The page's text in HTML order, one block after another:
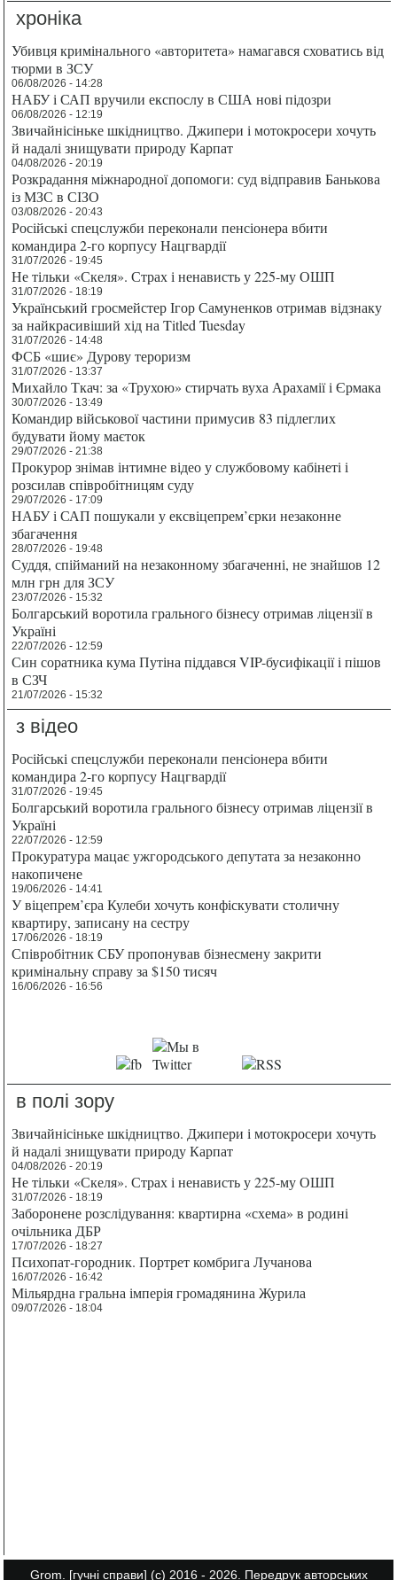
хроніка
Убивця кримінального «авторитета» намагався сховатись від
тюрми в ЗСУ
06/08/2026 - 14:28
НАБУ і САП вручили експослу в США нові підозри
06/08/2026 - 12:19
Звичайнісіньке шкідництво. Джипери і мотокросери хочуть
й надалі знищувати природу Карпат
04/08/2026 - 20:19
Розкрадання міжнародної допомоги: суд відправив Банькова
із МЗС в СІЗО
03/08/2026 - 20:43
Російські спецслужби переконали пенсіонера вбити
командира 2-го корпусу Нацгвардії
31/07/2026 - 19:45
Не тільки «Скеля». Страх і ненависть у 225-му ОШП
31/07/2026 - 18:19
Український гросмейстер Ігор Самуненков отримав відзнаку
за найкрасивіший хід на Titled Tuesday
31/07/2026 - 14:48
ФСБ «шиє» Дурову тероризм
31/07/2026 - 13:37
Михайло Ткач: за «Трухою» стирчать вуха Арахамії і Єрмака
30/07/2026 - 13:49
Командир військової частини примусив 83 підлеглих
будувати йому маєток
29/07/2026 - 21:38
Прокурор знімав інтимне відео у службовому кабінеті і
розсилав співробітницям суду
29/07/2026 - 17:09
НАБУ і САП пошукали у ексвіцепрем’єрки незаконне
збагачення
28/07/2026 - 19:48
Суддя, спійманий на незаконному збагаченні, не знайшов 12
млн грн для ЗСУ
23/07/2026 - 15:32
Болгарський воротила грального бізнесу отримав ліцензії в
Україні
22/07/2026 - 12:59
Син соратника кума Путіна піддався VIP-бусифікації і пішов
в СЗЧ
21/07/2026 - 15:32
з відео
Російські спецслужби переконали пенсіонера вбити
командира 2-го корпусу Нацгвардії
31/07/2026 - 19:45
Болгарський воротила грального бізнесу отримав ліцензії в
Україні
22/07/2026 - 12:59
Прокуратура мацає ужгородського депутата за незаконно
накопичене
19/06/2026 - 14:41
У віцепрем’єра Кулеби хочуть конфіскувати столичну
квартиру, записану на сестру
17/06/2026 - 18:19
Співробітник СБУ пропонував бізнесмену закрити
кримінальну справу за $150 тисяч
16/06/2026 - 16:56
в полі зору
Звичайнісіньке шкідництво. Джипери і мотокросери хочуть
й надалі знищувати природу Карпат
04/08/2026 - 20:19
Не тільки «Скеля». Страх і ненависть у 225-му ОШП
31/07/2026 - 18:19
Заборонене розслідування: квартирна «схема» в родині
очільника ДБР
17/07/2026 - 18:27
Психопат-городник. Портрет комбрига Лучанова
16/07/2026 - 16:42
Мільярдна гральна імперія громадянина Журила
09/07/2026 - 18:04
Grom. [гучні справи] (с) 2016 - 2026. Передрук авторських